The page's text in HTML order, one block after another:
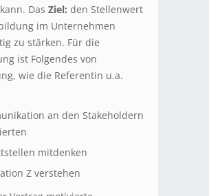
Das Ziel: den Stellenwert
im Unternehmen
zu stärken. Für die
ist Folgendes von
wie die Referentin u.a.
an den Stakeholdern
mitdenken
Z verstehen